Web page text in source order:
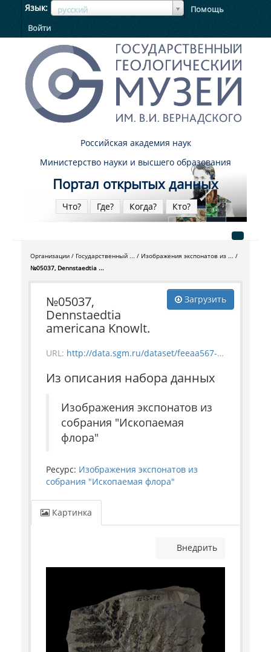
Язык русский
ЯзыкЯзык
Помощь
Войти
Российская академия наук
Министерство науки и высшего образования
Портал открытых данных
Что? Где? Когда? Кто?
Организации Государственный ...
Изображения экспонатов из ...
№05037, Dennstaedtia ...
Загрузить
№05037,
Dennstaedtia
americana Knowlt.
URL: http://data.sgm.ru/dataset/feeaa567-e841-4fc6-ab56-73987ea6492e/resource/dd0e1e90-793f-4ed2-b4c8-70d61cc748a4/download/flora_5037.jpg
Из описания набора данных
Изображения экспонатов из
собрания "Ископаемая
флора"
Ресурс: Изображения экспонатов из
собрания "Ископаемая флора"
Картинка
Внедрить